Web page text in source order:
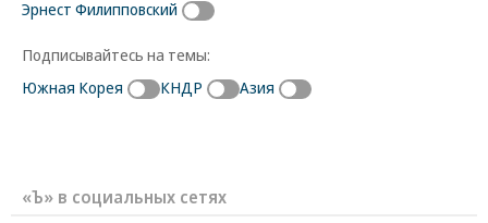
Эрнест Филипповский
Подписывайтесь на темы:
Южная Корея
КНДР Азия
«Ъ» в социальных сетях